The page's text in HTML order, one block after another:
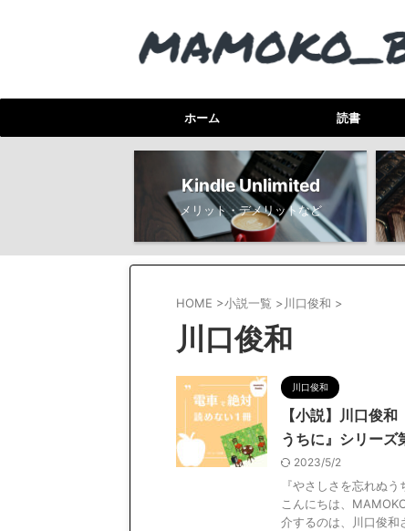
ホーム 読書
Kindle Unlimited
メリット・デメリットなど
HOME >小説一覧 >川口俊和 >
川口俊和
川口俊和
【小説】川口俊
うちに』シリーズ
2023/5/2
『やさしさを忘れぬ
こんにちは、
介するのは、川口俊和